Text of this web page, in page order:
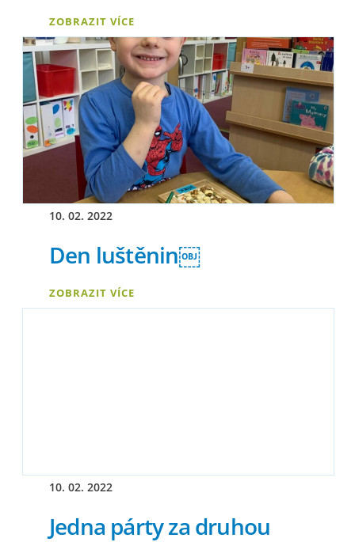
ZOBRAZIT VÍCE
10. 02. 2022
Den luštěnin￼
ZOBRAZIT VÍCE
10. 02. 2022
Jedna párty za druhou